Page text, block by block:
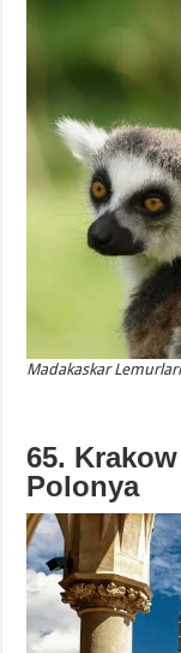
Madakaskar Lemurları
65.
Polonya